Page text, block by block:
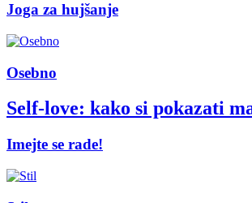
Joga za hujšanje
Osebno
Self-love: kako si pokazati
Imejte se rade!